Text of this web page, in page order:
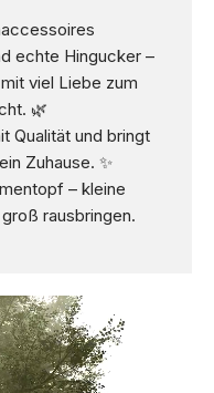
echte Hingucker –
viel Liebe zum
🌿
Qualität und bringt
Zuhause. ✨
– kleine
rausbringen.